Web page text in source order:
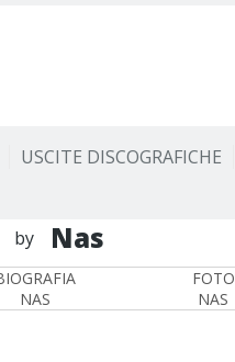
USCITE DISCOGRAFICHE
by Nas
NAS
FOTO
NAS